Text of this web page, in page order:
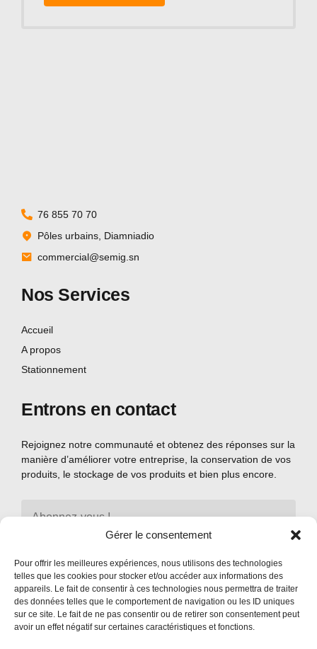
Gérer le consentement
Pour offrir les meilleures expériences, nous utilisons des technologies
telles que les cookies pour stocker et/ou accéder aux informations des
appareils. Le fait de consentir à ces technologies nous permettra de traiter
des données telles que le comportement de navigation ou les ID uniques
sur ce site. Le fait de ne pas consentir ou de retirer son consentement peut
avoir un effet négatif sur certaines caractéristiques et fonctions.
76 855 70 70
Pôles urbains, Diamniadio
commercial@semig.sn
Nos Services
Accueil
A propos
Stationnement
Entrons en contact
Rejoignez notre communauté et obtenez des réponses sur la
manière d’améliorer votre entreprise, la conservation de vos
produits, le stockage de vos produits et bien plus encore.